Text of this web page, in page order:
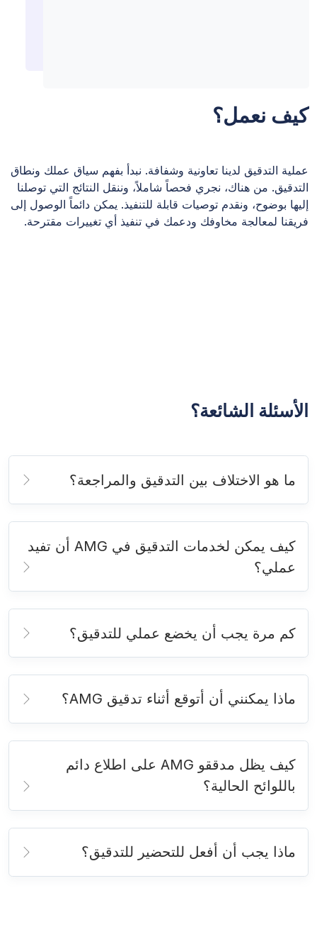
كيف نعمل؟
عملية التدقيق لدينا تعاونية وشفافة. نبدأ بفهم سياق عملك ونطاق
التدقيق. من هناك، نجري فحصاً شاملاً، وننقل النتائج التي توصلنا
إليها بوضوح، ونقدم توصيات قابلة للتنفيذ. يمكن دائماً الوصول إلى
فريقنا لمعالجة مخاوفك ودعمك في تنفيذ أي تغييرات مقترحة.
الأسئلة الشائعة؟
ما هو الاختلاف بين التدقيق والمراجعة؟
كيف يمكن لخدمات التدقيق في AMG أن تفيد
عملي؟
كم مرة يجب أن يخضع عملي للتدقيق؟
ماذا يمكنني أن أتوقع أثناء تدقيق AMG؟
كيف يظل مدققو AMG على اطلاع دائم
باللوائح الحالية؟
ماذا يجب أن أفعل للتحضير للتدقيق؟